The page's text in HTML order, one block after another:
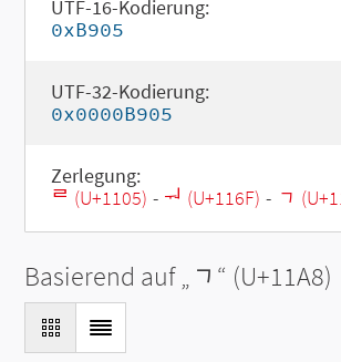
UTF-16-Kodierung:
0xB905
UTF-32-Kodierung:
0x0000B905
Zerlegung:
ᄅ (U+1105) - ᅯ (U+116F) - ᆨ
Basierend auf „ ᆨ “ (U+11A8)